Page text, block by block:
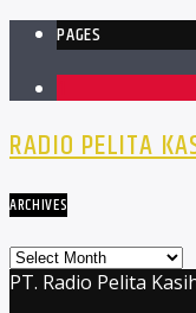
PAGES
RADIO PELITA
ARCHIVES
Archives
PT. Radio Pelita